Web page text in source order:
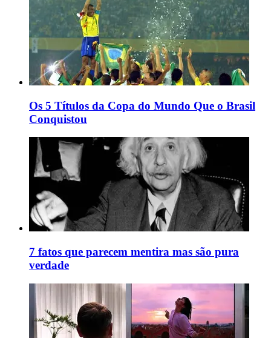
Os 5 Títulos da Copa do Mundo Que o Brasil
Conquistou
7 fatos que parecem mentira mas são pura
verdade